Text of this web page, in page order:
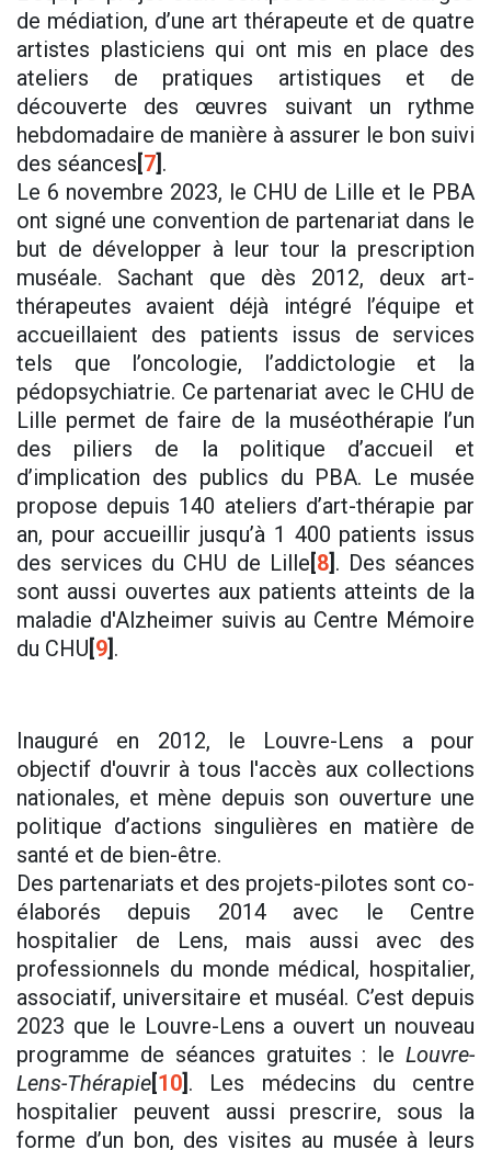
de médiation, d’une art thérapeute et de quatre
artistes plasticiens qui ont mis en place des
ateliers de pratiques artistiques et de
découverte des œuvres suivant un rythme
hebdomadaire de manière à assurer le bon suivi
des séances[7] .
Le 6 novembre 2023, le CHU de Lille et le PBA
ont signé une convention de partenariat dans le
but de développer à leur tour la prescription
muséale. Sachant que dès 2012, deux art-
thérapeutes avaient déjà intégré l’équipe et
accueillaient des patients issus de services
tels que l’oncologie, l’addictologie et la
pédopsychiatrie. Ce partenariat avec le CHU de
Lille permet de faire de la muséothérapie l’un
des piliers de la politique d’accueil et
d’implication des publics du PBA. Le musée
propose depuis 140 ateliers d’art-thérapie par
an, pour accueillir jusqu’à 1 400 patients issus
des services du CHU de Lille[8] . Des séances
sont aussi ouvertes aux patients atteints de la
maladie d'Alzheimer suivis au Centre Mémoire
du CHU[9] .
Inauguré en 2012, le Louvre-Lens a pour
objectif d'ouvrir à tous l'accès aux collections
nationales, et mène depuis son ouverture une
politique d’actions singulières en matière de
santé et de bien-être.
Des partenariats et des projets-pilotes sont co-
élaborés depuis 2014 avec le Centre
hospitalier de Lens, mais aussi avec des
professionnels du monde médical, hospitalier,
associatif, universitaire et muséal. C’est depuis
2023 que le Louvre-Lens a ouvert un nouveau
programme de séances gratuites : le Louvre-
Lens-Thérapie[10] . Les médecins du centre
hospitalier peuvent aussi prescrire, sous la
forme d’un bon, des visites au musée à leurs